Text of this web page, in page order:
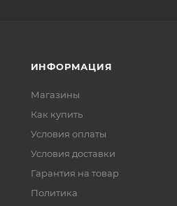
ИНФОРМАЦИЯ
Магазины
Как купить
Условия оплаты
Условия доставки
Гарантия на товар
Политика